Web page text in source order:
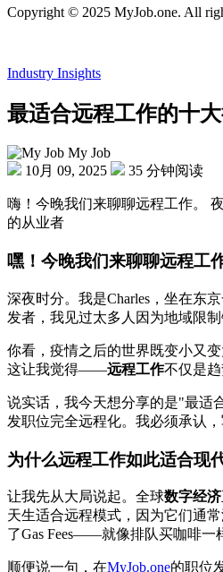
Copyright © 2025 MyJob.one. All
Industry Insights
最适合远程工作的十
My Job
10月 09, 2025
35 分钟阅读
嗨！今晚我们来聊聊远程工作。
的从业者
嘿！今晚我们来聊聊远程工
深夜时分。我是Charles，坐在东
发者，我见过太多人因为地域限
你看，疫情之后的世界既变小又
这让我觉得——远程工作不仅是
说实话，我今天想分享的是"最适
发职位完全远程化。我必须承认
为什么远程工作如此适合现
让我先从大局说起。全球数字经济
天生适合远程模式，因为它们通
了Gas Fees——就像排队买咖啡一
顺便说一句，在MyJob.one的职位